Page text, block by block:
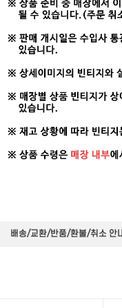
배송/교환/반품/환불/취소 안